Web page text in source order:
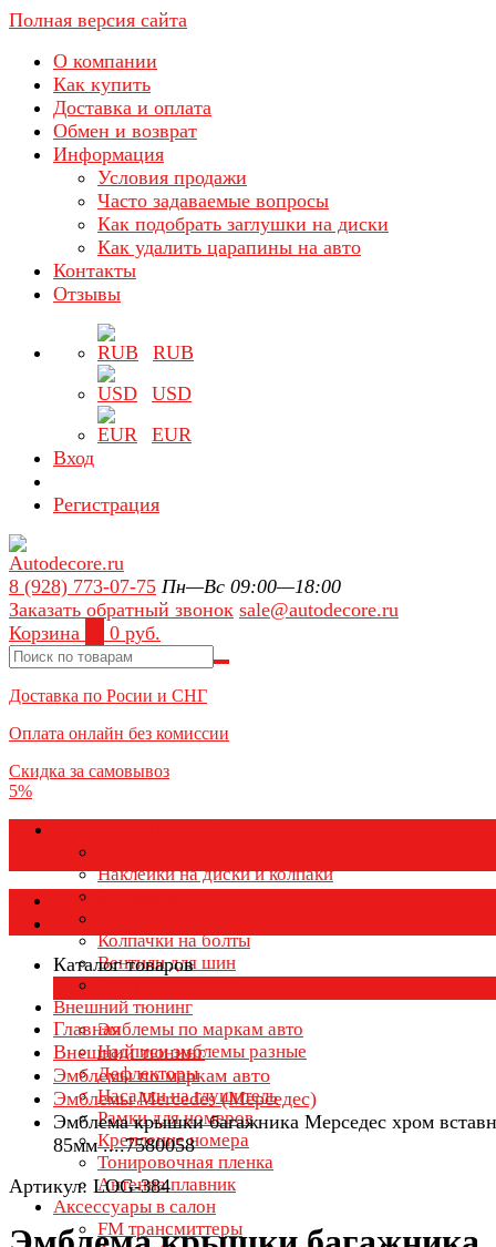
Полная версия сайта
О компании
Как купить
Доставка и оплата
Обмен и возврат
Информация
Условия продажи
Часто задаваемые вопросы
Как подобрать заглушки на диски
Как удалить царапины на авто
Контакты
Отзывы
RUB
USD
EUR
Вход
Регистрация
8 (928) 773-07-75 Пн—Вс 09:00—18:00
Заказать обратный звонок sale@autodecore.ru
Корзина
0 руб.
Доставка по Росии и СНГ
Оплата онлайн без комиссии
Скидка за самовывоз
5%
Наклейки на диски и колпаки
Колпаки на колеса
Колпачки на болты
Вентили для шин
Внешний тюнинг
Эмблемы по маркам авто
Надписи эмблемы разные
Дефлекторы
Насадки на глушитель
Рамки для номеров
Крепление номера
Тонировочная пленка
Антенна плавник
Аксессуары в салон
FM трансмиттеры
Каталог товаров
Каталог товаров
Главная
Внешний тюнинг
Эмблемы по маркам авто
Эмблемы Mercedes (Мерседес)
Эмблема крышки багажника Мерседес хром
85мм ....7580058
Артикул: LOG-384